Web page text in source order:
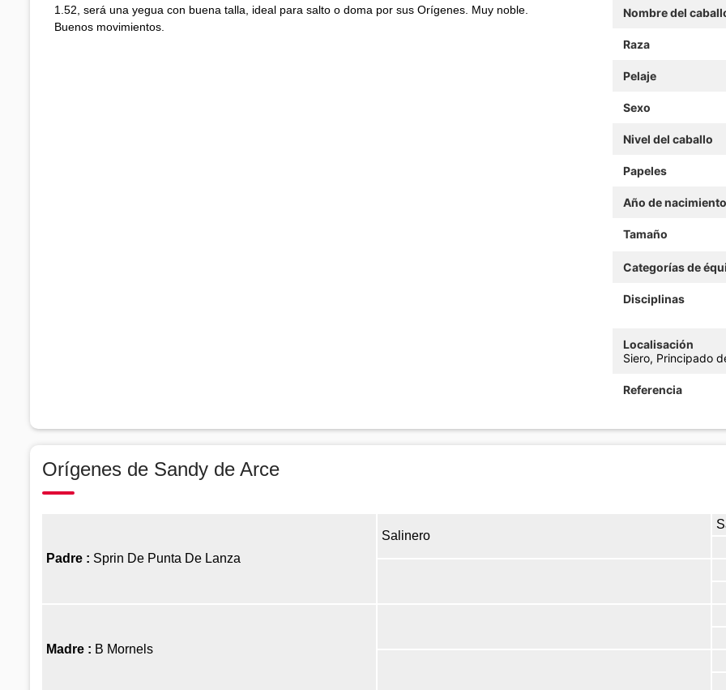
1.52, será una yegua con buena talla, ideal para salto o doma por sus Orígenes. Muy noble.
Buenos movimientos.
Nombre del
Raza
Pelaje
Sexo
Nivel del caballo
Papeles
Año de nacimiento
Tamaño
Categorías de
Disciplinas
Localisación
Siero, Principado
Referencia
Orígenes de Sandy de Arce
Padre : Sprin De Punta De Lanza
Salinero
Madre : B Mornels